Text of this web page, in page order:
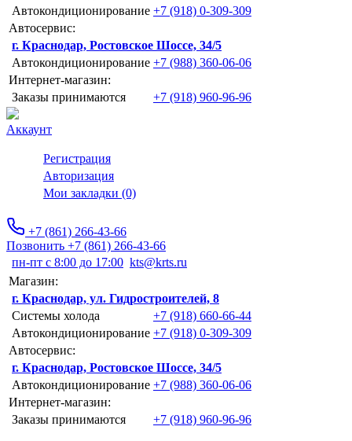
Автокондиционирование +7 (918) 0-309-309
Автосервис:
г. Краснодар, Ростовское Шоссе, 34/5
Автокондиционирование +7 (988) 360-06-06
Интернет-магазин:
Заказы принимаются
+7 (918) 960-96-96
Аккаунт
Регистрация
Авторизация
Мои закладки (0)
+7 (861) 266-43-66
Позвонить +7 (861) 266-43-66
пн-пт с 8:00 до 17:00 kts@krts.ru
Магазин:
г. Краснодар, ул. Гидростроителей, 8
Системы холода
+7 (918) 660-66-44
Автокондиционирование +7 (918) 0-309-309
Автосервис:
г. Краснодар, Ростовское Шоссе, 34/5
Автокондиционирование +7 (988) 360-06-06
Интернет-магазин:
Заказы принимаются
+7 (918) 960-96-96